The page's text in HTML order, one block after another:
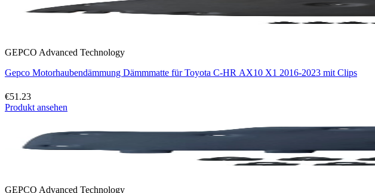
GEPCO Advanced Technology
Gepco Motorhaubendämmung Dämmmatte für Toyota C-HR AX10 X1 2016-2023 mit Clips
€51.23
Produkt ansehen
GEPCO Advanced Technology